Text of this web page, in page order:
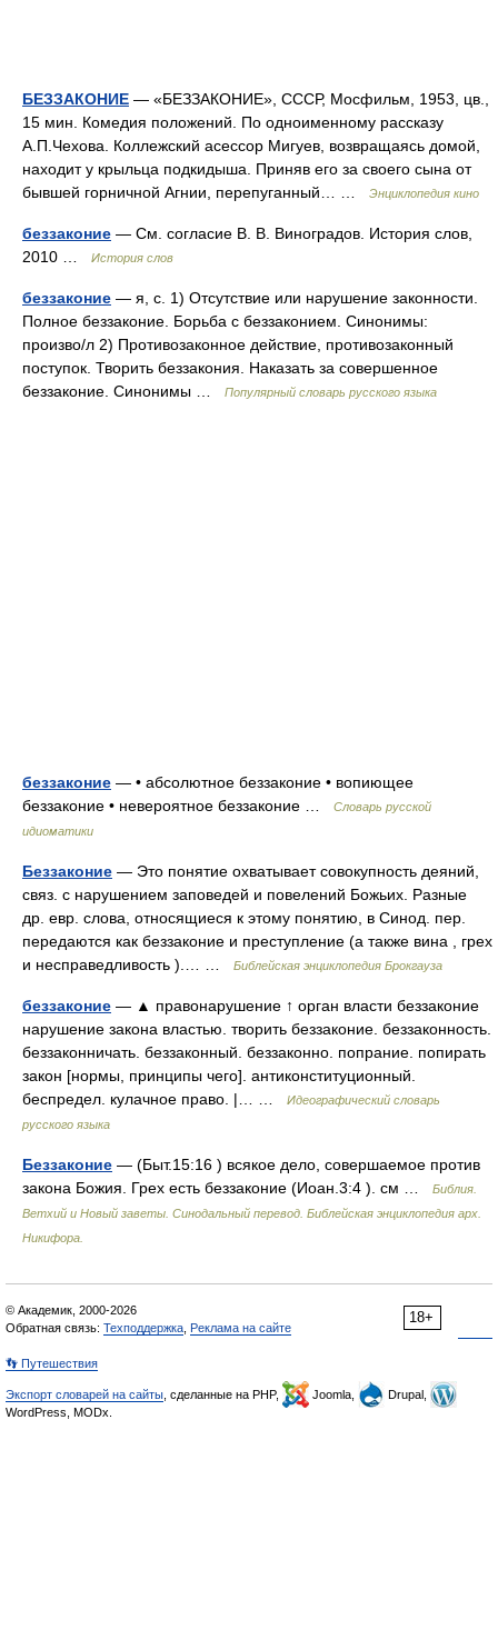
БЕЗЗАКОНИЕ — «БЕЗЗАКОНИЕ», СССР, Мосфильм, 1953, цв.,
15 мин. Комедия положений. По одноименному рассказу
А.П.Чехова. Коллежский асессор Мигуев, возвращаясь домой,
находит у крыльца подкидыша. Приняв его за своего сына от
бывшей горничной Агнии, перепуганный… …
Энциклопедия кино
беззаконие — См. согласие В. В. Виноградов. История слов,
2010 …
История слов
беззаконие — я, с. 1) Отсутствие или нарушение законности.
Полное беззаконие. Борьба с беззаконием. Синонимы:
произво/л 2) Противозаконное действие, противозаконный
поступок. Творить беззакония. Наказать за совершенное
беззаконие. Синонимы …
Популярный словарь русского языка
беззаконие — • абсолютное беззаконие • вопиющее
беззаконие • невероятное беззаконие …
Словарь русской
идиоматики
Беззаконие — Это понятие охватывает совокупность деяний,
связ. с нарушением заповедей и повелений Божьих. Разные
др. евр. слова, относящиеся к этому понятию, в Синод. пер.
передаются как беззаконие и преступление (а также вина , грех
и несправедливость ).… …
Библейская энциклопедия Брокгауза
беззаконие — ▲ правонарушение ↑ орган власти беззаконие
нарушение закона властью. творить беззаконие. беззаконность.
беззаконничать. беззаконный. беззаконно. попрание. попирать
закон [нормы, принципы чего]. антиконституционный.
беспредел. кулачное право. |… …
Идеографический словарь
русского языка
Беззаконие — (Быт.15:16 ) всякое дело, совершаемое против
закона Божия. Грех есть беззаконие (Иоан.3:4 ). см …
Библия.
Ветхий и Новый заветы. Синодальный перевод. Библейская энциклопедия арх.
Никифора.
18+
© Академик, 2000-2026
Обратная связь: Техподдержка Реклама на сайте
👣 Путешествия
Экспорт словарей на сайты , сделанные на PHP, Joomla,
Drupal,
WordPress, MODx.